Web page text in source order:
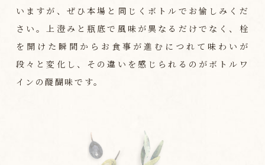
いますが、ぜひ本場と同じくボトルでお愉しみくだ
さい。上澄みと瓶底で風味が異なるだけでなく、栓
を開けた瞬間からお食事が進むにつれて味わいが
段々と変化し、その違いを感じられるのがボトルワ
インの醍醐味です。